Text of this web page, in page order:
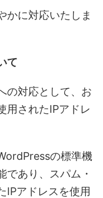
かに対応いたしま
て
の対応として、お
用されたIPアドレ
の標準機
であり、スパム・
IPアドレスを使用